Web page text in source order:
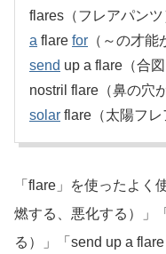
flares（フレアパンツ
a flare for （～の才能
send up a flare（合図
nostril flare（鼻の穴
solar flare（太陽フレ
「flare」を使ったよく
燃する、悪化する）」
る）」「send up a